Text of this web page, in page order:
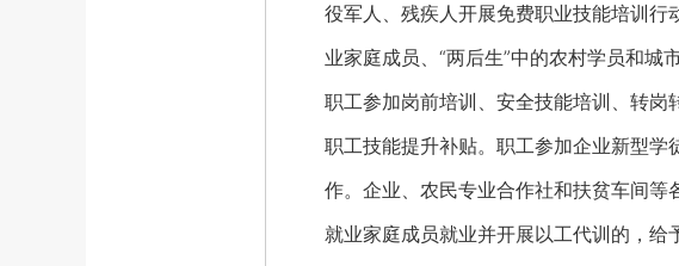
役军人、残疾人开展免费职业技能培训
业家庭成员、“两后生”中的农村学员和
职工参加岗前培训、安全技能培训、转
职工技能提升补贴。职工参加企业新型
作。企业、农民专业合作社和扶贫车间
就业家庭成员就业并开展以工代训的，给